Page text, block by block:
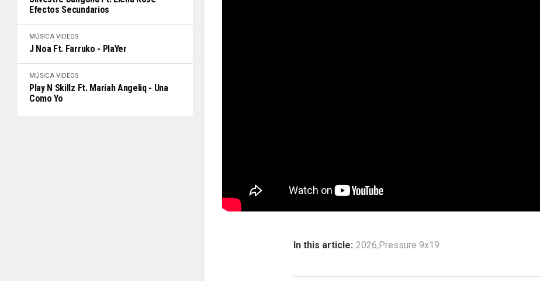
Efectos Secundarios
MÚSICA VIDEOS
J Noa Ft. Farruko - PlaYer
MÚSICA VIDEOS
Play N Skillz Ft. Mariah Angeliq - Una
Como Yo
In this article: 2026,Pressure 9x19